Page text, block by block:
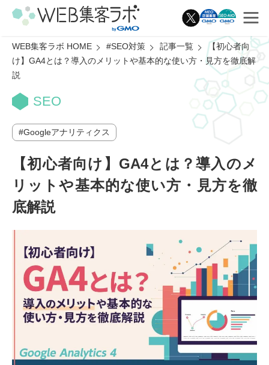
WEB集客ラボ HOME #SEO対策 記事一覧
【初心者向
け】GA4とは？導入のメリットや基本的な使い方・見方を徹底解
説
SEO
Googleアナリティクス
【初心者向け】GA4とは？導入のメ
リットや基本的な使い方・見方を徹
底解説